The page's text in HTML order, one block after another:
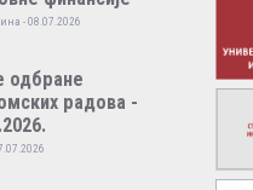
- 08.07.2026
одбране
радова -